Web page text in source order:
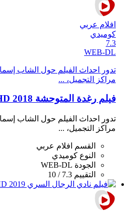
افلام عربي
كوميدي
7.3
WEB-DL
تدور احداث الفيلم حول الشاب
مراكز التجميل، ...
فيلم رغدة المتوحشة 2018 HD
تدور احداث الفيلم حول الشاب
مراكز التجميل، ...
القسم
افلام عربي
النوع كوميدي
الجودة WEB-DL
التقييم 7.3 / 10